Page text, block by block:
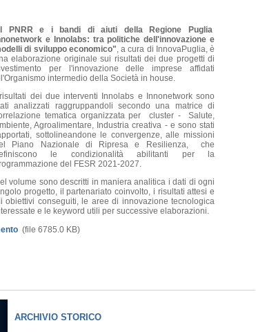
PNRR e i bandi di aiuti della Regione Puglia
e Innolabs: tra politiche dell'innovazione e
di sviluppo economico", a cura di InnovaPuglia, è
elaborazione originale sui risultati dei due progetti di
per l'innovazione delle imprese affidati
intermedio della Società in house.
risultati dei due interventi Innolabs e Innonetwork sono
analizzati raggruppandoli secondo una matrice di
tematica organizzata per cluster - Salute,
Agroalimentare, Industria creativa - e sono stati
sottolineandone le convergenze,alle missioni
Piano Nazionale di Ripresa e Resilienza, che
le condizionalità abilitanti per la
del FESR 2021-2027.
volume sono descritti in maniera analitica i dati di ogni
progetto, il partenariato coinvolto, i risultati attesi e
obiettivi conseguiti, le aree di innovazione tecnologica
e le keyword utili per successive elaborazioni.
(file 6785.0 KB)
ARCHIVIO STORICO